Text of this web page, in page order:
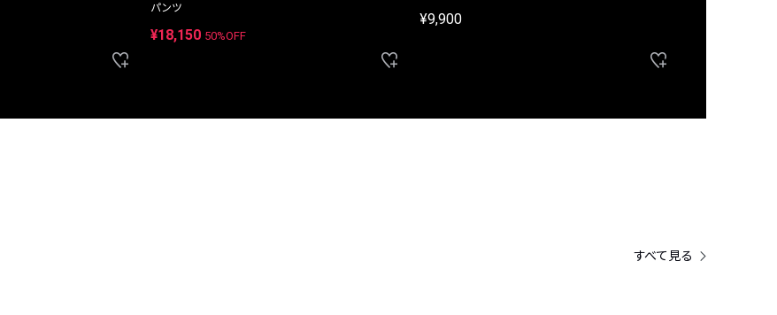
パンツ
¥18,150 50%OFF
¥9,900
すべて見る